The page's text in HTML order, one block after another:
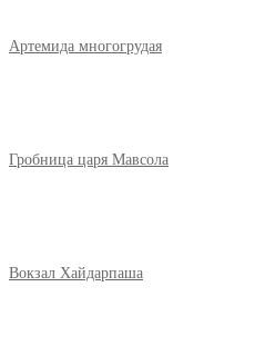
Артемида многогрудая
Гробница царя Мавсола
Вокзал Хайдарпаша